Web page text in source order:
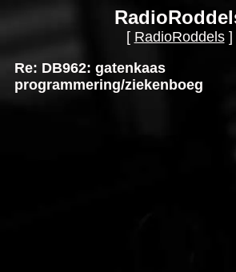
[ RadioRoddels]
Re: DB962: gatenkaas
programmering/ziekenboeg